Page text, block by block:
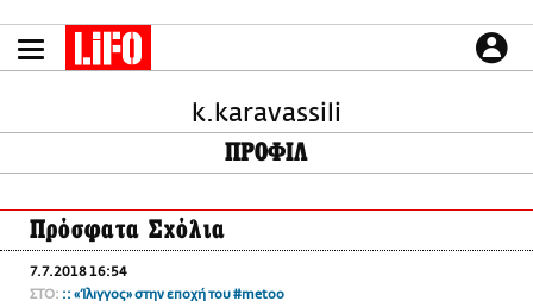
το
περιεχόμενο
CULTURE
PODCASTS
Plus
k.karavassili
ΠΡΟΦΙΛ
Πρόσφατα Σχόλια
7.7.2018 16:54
ΣΤΟ: :: «Ίλιγγος» στην εποχή του #metoo